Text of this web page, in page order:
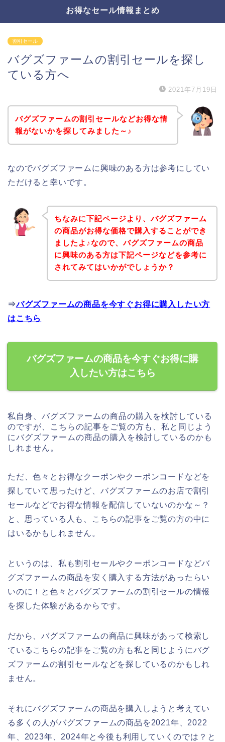
お得なセール情報まとめ
割引セール
バグズファームの割引セールを探し
ている方へ
2021年7月19日
バグズファームの割引セールなどお得な情
報がないかを探してみました～♪
なのでバグズファームに興味のある方は参考にしてい
ただけると幸いです。
ちなみに下記ページより、バグズファーム
の商品がお得な価格で購入することができ
ましたよ♪なので、バグズファームの商品
に興味のある方は下記ページなどを参考に
されてみてはいかがでしょうか？
⇒バグズファームの商品を今すぐお得に購入したい方
はこちら
バグズファームの商品を今すぐお得に購
入したい方はこちら
私自身、バグズファームの商品の購入を検討している
のですが、こちらの記事をご覧の方も、私と同じよう
にバグズファームの商品の購入を検討しているのかも
しれません。
ただ、色々とお得なクーポンやクーポンコードなどを
探していて思ったけど、バグズファームのお店で割引
セールなどでお得な情報を配信していないのかな～？
と、思っている人も、こちらの記事をご覧の方の中に
はいるかもしれません。
というのは、私も割引セールやクーポンコードなどバ
グズファームの商品を安く購入する方法があったらい
いのに！と色々とバグズファームの割引セールの情報
を探した体験があるからです。
だから、バグズファームの商品に興味があって検索し
ているこちらの記事をご覧の方も私と同じようにバグ
ズファームの割引セールなどを探しているのかもしれ
ません。
それにバグズファームの商品を購入しようと考えてい
る多くの人がバグズファームの商品を2021年、2022
年、2023年、2024年と今後も利用していくのでは？と